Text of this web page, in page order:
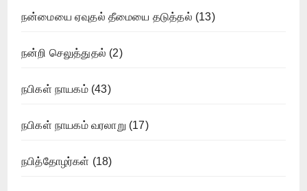
நன்மையை ஏவுதல் தீமையை தடுத்தல் (13)
நன்றி செலுத்துதல் (2)
நபிகள் நாயகம்(43)
நபிகள் நாயகம் வரலாறு (17)
நபித்தோழர்கள் (18)